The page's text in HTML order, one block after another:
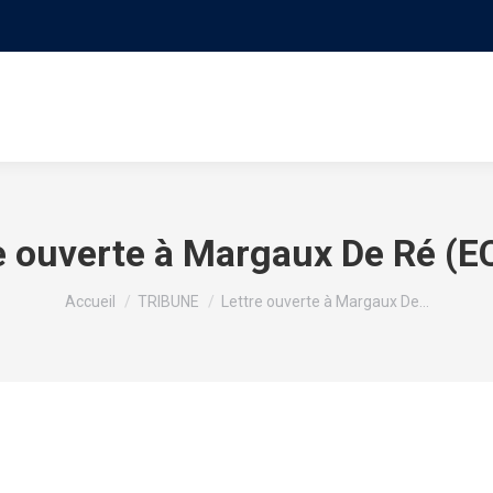
ouverte à Margaux De Ré
Vous êtes ici :
Accueil TRIBUNE Lettre ouverte à Margaux De…